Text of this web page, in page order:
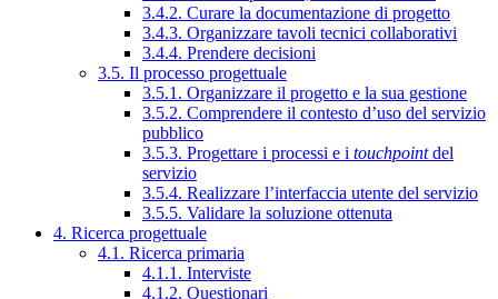
3.4.2. Curare la documentazione di progetto
3.4.3. Organizzare tavoli tecnici collaborativi
3.4.4. Prendere decisioni
3.5. Il processo progettuale
3.5.1. Organizzare il progetto e la sua gestione
3.5.2. Comprendere il contesto d’uso del servizio
pubblico
3.5.3. Progettare i processi e i touchpointdel
servizio
3.5.4. Realizzare l’interfaccia utente del servizio
3.5.5. Validare la soluzione ottenuta
4. Ricerca progettuale
4.1. Ricerca primaria
4.1.1. Interviste
4.1.2. Questionari